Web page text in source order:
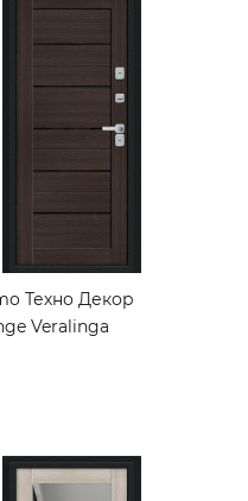
Техно Декор
Veralinga